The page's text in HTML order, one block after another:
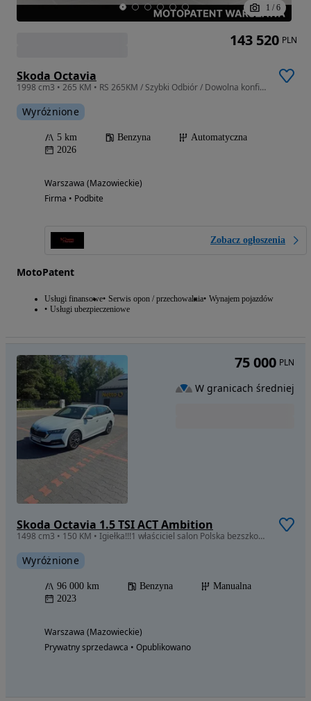
1 / 6
Skoda Octavia
1998 cm3 • 265 KM • RS 265KM / Szybki Odbiór / Dowolna konfiguracja/ Leasing i Wynajem
Wyróżnione
5 km Benzyna
Automatyczna
2026
Warszawa (Mazowieckie)
Firma • Podbite
Zobacz ogłoszenia
MotoPatent
Usługi finansowe Serwis opon / przechowalnia Wynajem pojazdów
Usługi ubezpieczeniowe
143 520 PLN
Skoda Octavia 1.5 TSI ACT Ambition
1498 cm3 • 150 KM • Igiełka!!!1 właściciel salon Polska bezszkodowy pełna historia Faktura
Wyróżnione
96 000 km Benzyna
Manualna
2023
Warszawa (Mazowieckie)
Prywatny sprzedawca • Opublikowano
75 000 PLN
W granicach średniej